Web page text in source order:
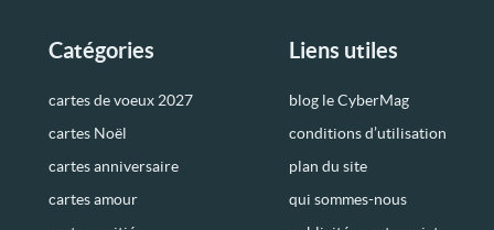
Catégories
cartes de voeux 2027
cartes Noël
cartes anniversaire
cartes amour
Liens utiles
blog le CyberMag
conditions d’utilisation
plan du site
qui sommes-nous